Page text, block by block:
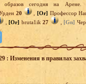
образов сегодня на
20 ,[Or] Профессор
,[Or] bruta1ik27 [Gn]
: Изменения в правилах